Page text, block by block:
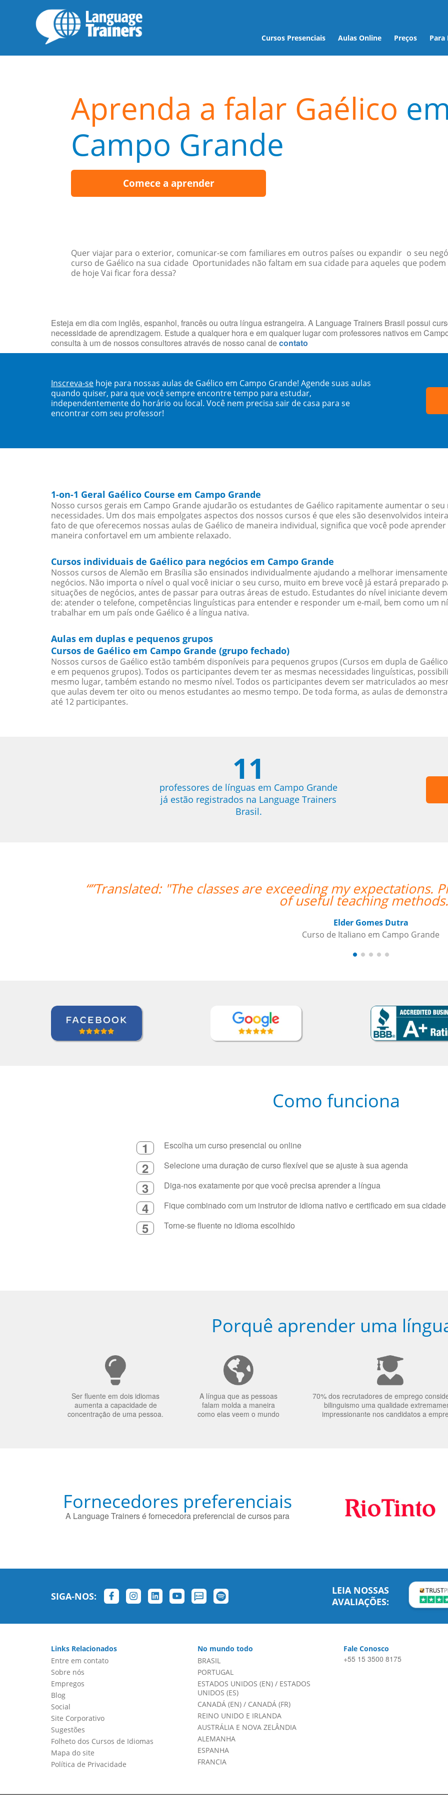
Cursos Presenciais Aulas Online Preços Para
Aprenda a falar Gaélico em
Campo Grande
Comece a aprender
Quer viajar para o exterior, comunicar-se com familiares em outros países ou expandir o seu
curso de Gaélico na sua cidade Oportunidades não faltam em sua cidade para aqueles que
de hoje Vai ficar fora dessa?
Esteja em dia com inglês, espanhol, francês ou outra língua estrangeira. A Language Trainers Brasil possui
necessidade de aprendizagem. Estude a qualquer hora e em qualquer lugar com professores nativos em
consulta à um de nossos consultores através de nosso canal decontato
Inscreva-se hoje para nossas aulas de Gaélico em Campo Grande! Agende suas aulas
quando quiser, para que você sempre encontre tempo para estudar,
independentemente do horário ou local. Você nem precisa sair de casa para se
encontrar com seu professor!
1-on-1 Geral Gaélico Course em Campo Grande
Nosso cursos gerais em Campo Grande ajudarão os estudantes de Gaélico rapitamente aumentar o
necessidades. Um dos mais empolgates aspectos dos nossos cursos é que eles são desenvolvidos
fato de que oferecemos nossas aulas de Gaélico de maneira individual, significa que você pode
maneira confortavel em um ambiente relaxado.
Cursos individuais de Gaélico para negócios em Campo Grande
Nossos cursos de Alemão em Brasília são ensinados individualmente ajudando a melhorar
negócios. Não importa o nível o qual você iniciar o seu curso, muito em breve você já estará preparado
situações de negócios, antes de passar para outras áreas de estudo. Estudantes do nível iniciante
de: atender o telefone, competências linguísticas para entender e responder um e-mail, bem como um
trabalhar em um país onde Gaélico é a língua nativa.
Aulas em duplas e pequenos grupos
Cursos de Gaélico em Campo Grande (grupo fechado)
Nossos cursos de Gaélico estão também disponíveis para pequenos grupos (Cursos em dupla de
e em pequenos grupos). Todos os participantes devem ter as mesmas necessidades linguísticas,
mesmo lugar, também estando no mesmo nível. Todos os participantes devem ser matriculados ao
que aulas devem ter oito ou menos estudantes ao mesmo tempo. De toda forma, as aulas de
até 12 participantes.
11
professores de línguas em Campo Grande
já estão registrados na Language Trainers
Brasil.
my expectations. Prof Enrico is excellent and has a lot “”A
Como funciona
1 Escolha um curso presencial ou online
2 Selecione uma duração de curso flexível que se ajuste à sua agenda
3 Diga-nos exatamente por que você precisa aprender a língua
4 Fique combinado com um instrutor de idioma nativo e certificado em sua
5 Torne-se fluente no idioma escolhido
Porquê aprender uma
Ser fluente em dois idiomas
aumenta a capacidade de
concentração de uma pessoa.
A língua que as pessoas
falam molda a maneira
como elas veem o mundo
70% dos recrutadores de emprego
bilinguismo uma qualidade
impressionante nos candidatos a
Fornecedores preferenciais
A Language Trainers é fornecedora preferencial de cursos para
SIGA-NOS:
LEIA NOSSAS
AVALIAÇÕES:
Links Relacionados
Entre em contato
Sobre nós
Empregos
Blog
Social
Site Corporativo
Sugestões
Folheto dos Cursos de Idiomas
Mapa do site
Política de Privacidade
No mundo todo
BRASIL
PORTUGAL
ESTADOS UNIDOS (EN)/ ESTADOS
UNIDOS (ES)
CANADÁ (EN)/ CANADÁ (FR)
REINO UNIDO E IRLANDA
AUSTRÁLIA E NOVA ZELÂNDIA
ALEMANHA
ESPANHA
FRANCIA
Fale Conosco
+55 15 3500 8175